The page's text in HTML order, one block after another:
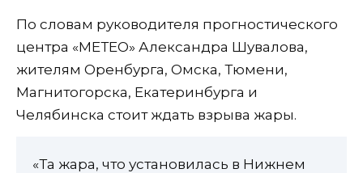
По словам руководителя прогностического
центра «МЕТЕО» Александра Шувалова,
жителям Оренбурга, Омска, Тюмени,
Магнитогорска, Екатеринбурга и
Челябинска стоит ждать взрыва жары.
«Та жара, что установилась в Нижнем